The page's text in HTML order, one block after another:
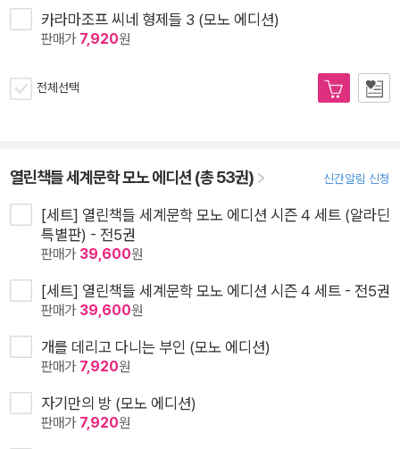
카라마조프 씨네 형제들 3 (모노 에디션)
판매가 7,920원
전체선택
열린책들 세계문학 모노 에디션 (총 53권) 신간알림 신청
[세트] 열린책들 세계문학 모노 에디션 시즌 4 세트 (알라딘
특별판) - 전5권
판매가 39,600원
[세트] 열린책들 세계문학 모노 에디션 시즌 4 세트 - 전5권
판매가 39,600원
개를 데리고 다니는 부인 (모노 에디션)
판매가 7,920원
자기만의 방 (모노 에디션)
판매가 7,920원